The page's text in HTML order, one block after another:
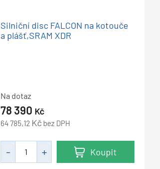
Silniční disc FALCON na kotouče
a plášť,SRAM XDR
Na dotaz
78 390 Kč
64 785,12 Kč bez DPH
Koupit